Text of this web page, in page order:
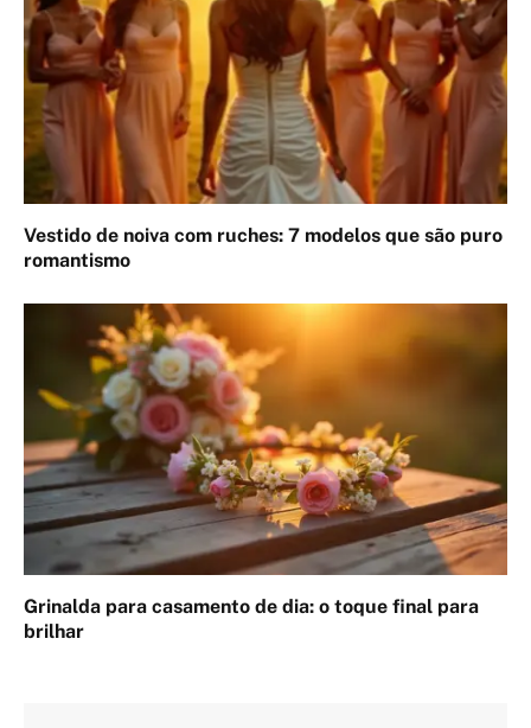
Vestido de noiva com ruches: 7 modelos que são puro
romantismo
Grinalda para casamento de dia: o toque final para
brilhar